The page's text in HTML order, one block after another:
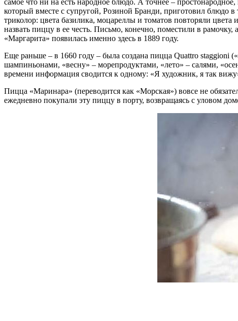
который вместе с супругой, Розиной Бранди, приготовил блюдо
триколор: цвета базилика, моцареллы и томатов повторяли
назвать пиццу в ее честь. Письмо, конечно, поместили в
«Маргарита» появилась именно здесь в 1889 году.
Еще раньше – в 1660 году – была создана пицца Quattro staggioni
шампиньонами, «весну» – морепродуктами, «лето» – салями,
времени информация сводится к одному: «Я художник, я так
Пицца «Маринара» (переводится как «Морская») вовсе не
ежедневно покупали эту пиццу в порту, возвращаясь с уловом